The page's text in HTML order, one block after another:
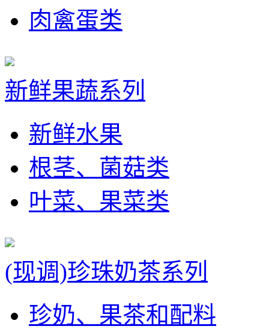
肉禽蛋类
新鲜果蔬系列
新鲜水果
根茎、菌菇类
叶菜、果菜类
(现调)珍珠奶茶系列
珍奶、果茶和配料